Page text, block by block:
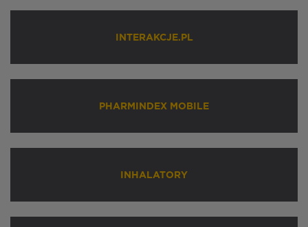
INTERAKCJE.PL
PHARMINDEX MOBILE
INHALATORY